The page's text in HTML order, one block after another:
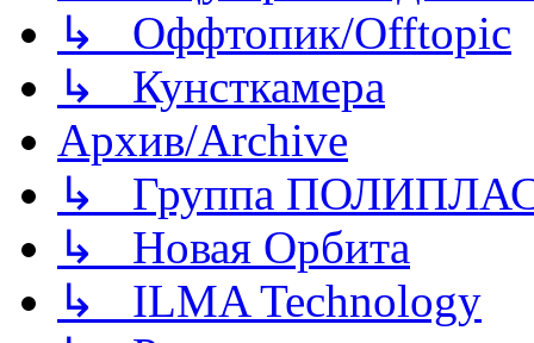
↳ Оффтопик/Offtopic
↳ Кунсткамера
Архив/Archive
↳ Группа
↳ Новая Орбита
↳ ILMA Technology